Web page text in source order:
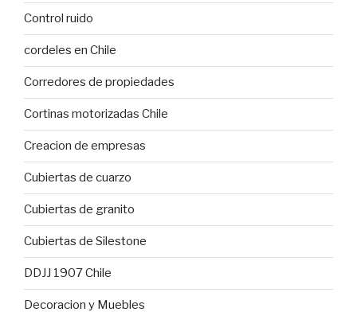
Control ruido
cordeles en Chile
Corredores de propiedades
Cortinas motorizadas Chile
Creacion de empresas
Cubiertas de cuarzo
Cubiertas de granito
Cubiertas de Silestone
DDJJ 1907 Chile
Decoracion y Muebles